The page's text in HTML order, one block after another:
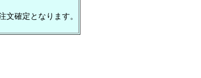
文確定となります。